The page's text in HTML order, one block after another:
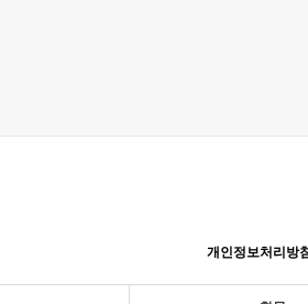
개인정보처리방